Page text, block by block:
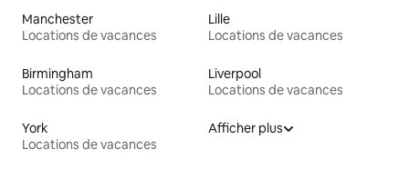
Manchester
Locations de vacances
Lille
Locations de vacances
Birmingham
Locations de vacances
Liverpool
Locations de vacances
York
Locations de vacances
Afficher plus